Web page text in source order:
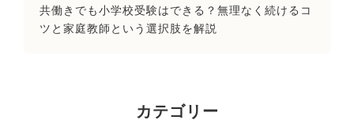
共働きでも小学校受験はできる？無理なく続けるコ
ツと家庭教師という選択肢を解説
カテゴリー